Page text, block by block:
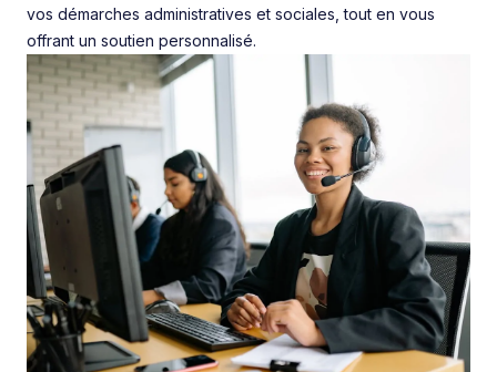
vos démarches administratives et sociales, tout en vous
offrant un soutien personnalisé.